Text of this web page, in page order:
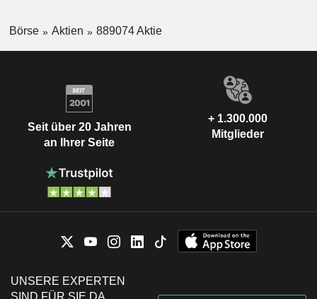
Börse Aktien 889074 Aktie
Seit über 20 Jahren
an Ihrer Seite
+ 1.300.000
Mitglieder
UNSERE EXPERTEN
SIND FÜR SIE DA